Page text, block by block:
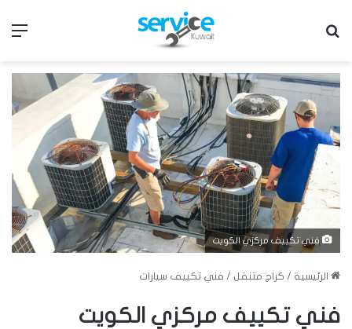
فني تكييف مركزي الكويت
الرئيسية / كراج متنقل / فني تكييف سيارات
فني تكييف مركزي الكويت